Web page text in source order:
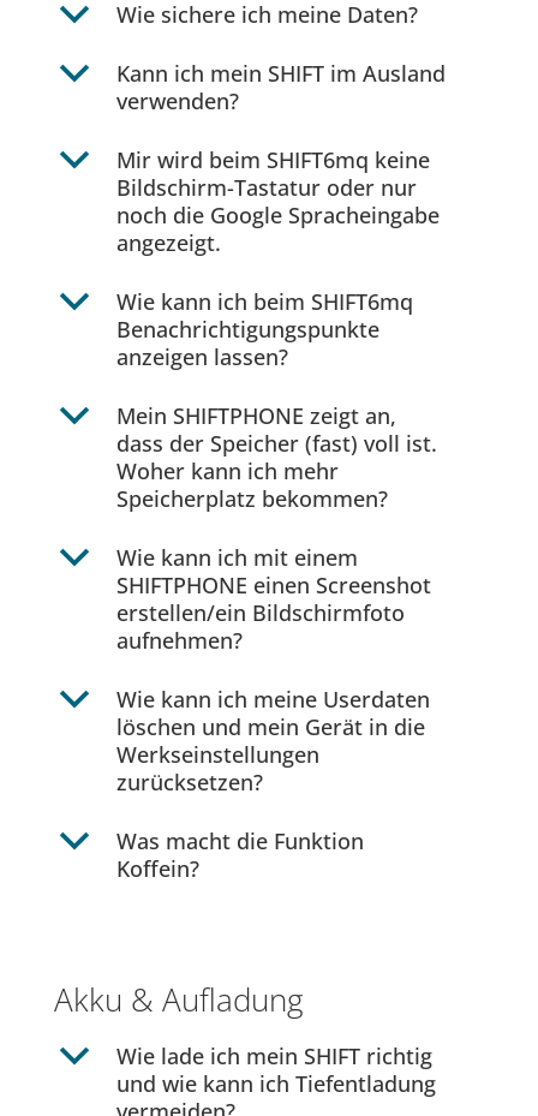
b Wie sichere ich meine Daten?
b
Kann ich mein SHIFT im Ausland
verwenden?
b
Mir wird beim SHIFT6mq keine
Bildschirm-Tastatur oder nur
noch die Google Spracheingabe
angezeigt.
b
Wie kann ich beim SHIFT6mq
Benachrichtigungspunkte
anzeigen lassen?
b
Mein SHIFTPHONE zeigt an,
dass der Speicher (fast) voll ist.
Woher kann ich mehr
Speicherplatz bekommen?
b
Wie kann ich mit einem
SHIFTPHONE einen Screenshot
erstellen/ein Bildschirmfoto
aufnehmen?
b
Wie kann ich meine Userdaten
löschen und mein Gerät in die
Werkseinstellungen
zurücksetzen?
b
Was macht die Funktion
Koffein?
Akku & Aufladung
b
Wie lade ich mein SHIFT richtig
und wie kann ich Tiefentladung